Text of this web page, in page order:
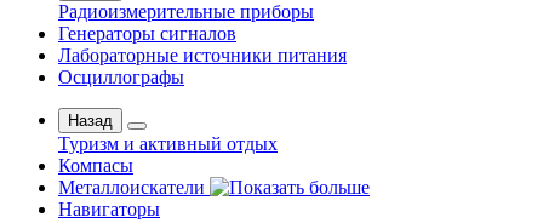
Радиоизмерительные приборы
Генераторы сигналов
Лабораторные источники питания
Осциллографы
Назад
Туризм и активный отдых
Компасы
Металлоискатели
Навигаторы